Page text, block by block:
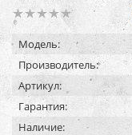
Модель:
Производитель:
Артикул:
Гарантия:
Наличие: